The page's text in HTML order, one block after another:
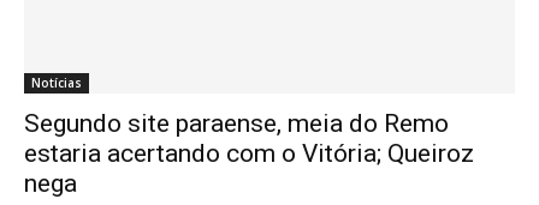
Notícias
Segundo site paraense, meia do Remo
estaria acertando com o Vitória; Queiroz
nega